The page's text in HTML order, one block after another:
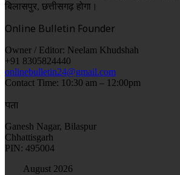
बिलासपुर, छत्तीसगढ़ होगा।
Online Bulletin Founder
Owner / Editor: Neelam Khudshah
+91 8305824440
onlinebulletin24@gmail.com
Contact Time: 10:30 am – 12:00pm
पता
Ganesh Nagar, Bilaspur
Chhattisgarh
PIN: 495004
August 2026